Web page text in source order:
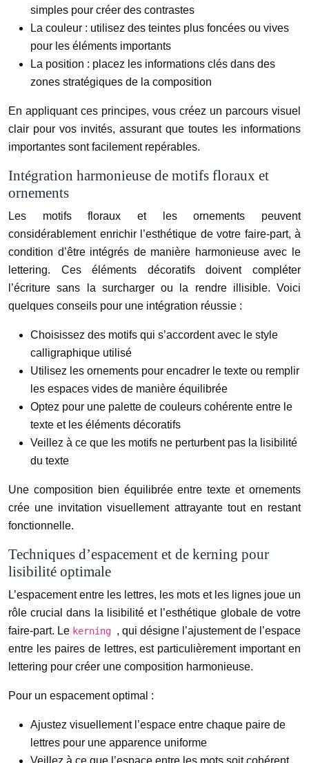
simples pour créer des contrastes
La couleur : utilisez des teintes plus foncées ou vives
pour les éléments importants
La position : placez les informations clés dans des
zones stratégiques de la composition
En appliquant ces principes, vous créez un parcours visuel
clair pour vos invités, assurant que toutes les informations
importantes sont facilement repérables.
Intégration harmonieuse de motifs floraux et
ornements
Les motifs floraux et les ornements peuvent
considérablement enrichir l’esthétique de votre faire-part, à
condition d’être intégrés de manière harmonieuse avec le
lettering. Ces éléments décoratifs doivent compléter
l’écriture sans la surcharger ou la rendre illisible. Voici
quelques conseils pour une intégration réussie :
Choisissez des motifs qui s’accordent avec le style
calligraphique utilisé
Utilisez les ornements pour encadrer le texte ou remplir
les espaces vides de manière équilibrée
Optez pour une palette de couleurs cohérente entre le
texte et les éléments décoratifs
Veillez à ce que les motifs ne perturbent pas la lisibilité
du texte
Une composition bien équilibrée entre texte et ornements
crée une invitation visuellement attrayante tout en restant
fonctionnelle.
Techniques d’espacement et de kerning pour
lisibilité optimale
L’espacement entre les lettres, les mots et les lignes joue un
rôle crucial dans la lisibilité et l’esthétique globale de votre
faire-part. Le kerning , qui désigne l’ajustement de l’espace
entre les paires de lettres, est particulièrement important en
lettering pour créer une composition harmonieuse.
Pour un espacement optimal :
Ajustez visuellement l’espace entre chaque paire de
lettres pour une apparence uniforme
Veillez à ce que l’espace entre les mots soit cohérent